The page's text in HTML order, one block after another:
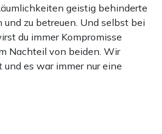
geistig behinderte
zu betreuen. Und selbst bei
du immer Kompromisse
Nachteil von beiden. Wir
es war immer nur eine